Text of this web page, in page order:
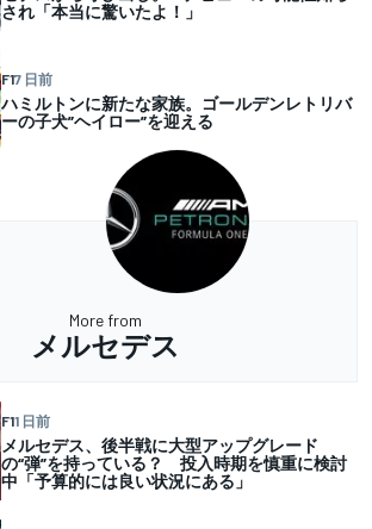
され「本当に驚いたよ！」
F17 日前
ハミルトンに新たな家族。ゴールデンレトリバ
ーの子犬”ヘイロー”を迎える
More from
メルセデス
F11 日前
メルセデス、後半戦に大型アップグレード
の“弾”を持っている？ 投入時期を慎重に検討
中「予算的には良い状況にある」